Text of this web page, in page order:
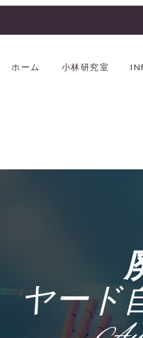
ホーム 小林研究室
ヤード